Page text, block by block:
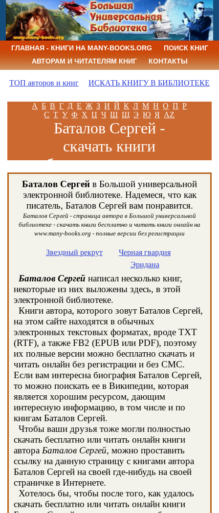
ГЛАВНАЯ - КНИГИ НА MANY-BOOKS.ORG
ПОИСК КНИГ
АВТОРАМ И ЧИТАТЕЛЯМ КНИГ
КОНТАКТЫ
ТОП авторов и книг ИСКАТЬ КНИГУ В БИБЛИОТЕКЕ
А Б В Г Д Е Ж З И Й К Л М Н О П Р
С Т У Ф Х Ц Ч Ш Щ Э Ю Я AZ
Баталов Сергей -
скачать книги
бесплатно и читать
книги онлайн
Баталов Сергей в Большой универсальной
электронной библиотеке. Надемеся, что как
писатель, Баталов Сергей вам понравится.
Баталов Сергей - страница автора в Большой универсальной
библиотеке - скачать книги бесплатно и читать книги онлайн на
www.many-books.org - полные версии без регистрации
Звездный рекрут
Черная гвардия
Эридана
Баталов Сергей написал несколько книг,
некоторые из них выложены здесь, в этой
электронной библиотеке.
Книги автора, которого зовут Баталов Сергей,
на этом сайте находятся в обычных
электронных текстовых форматах, вроде TXT
(RTF), а также FB2 (EPUB или PDF), поэтому
их полные версии можно бесплатно скачать и
читать онлайн без регистрации и без СМС.
Если вам интересна биография Баталов Сергей,
то можно поискать ее в Википедии, которая
является хорошим ресурсом, дающим
интересную информацию, в том числе и по
книгам Баталов Сергей.
Чтобы ваши друзья тоже могли полностью
скачать бесплатно или читать онлайн книги
автора Баталов Сергей, можно проставить
ссылку на данную страницу с книгами автора
Баталов Сергей на своей где-нибудь на своей
страничке в Интернете.
Хотелось бы, чтобы после того, как удалось
скачать бесплатно или читать онлайн книги